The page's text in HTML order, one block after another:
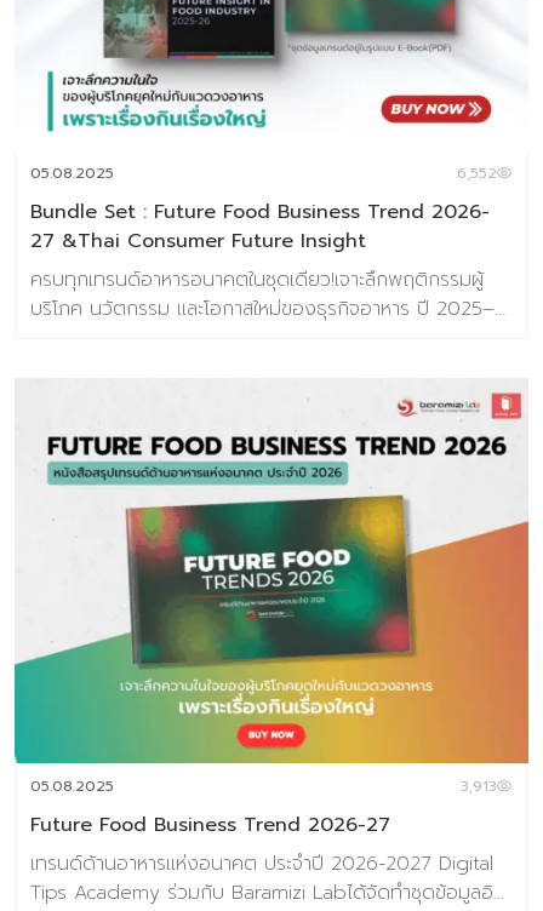
05.08.2025 6,552
Bundle Set : Future Food Business Trend 2026-
27 &Thai Consumer Future Insight
ครบทุกเทรนด์อาหารอนาคตในชุดเดียว!เจาะลึกพฤติกรรมผู้
บริโภค นวัตกรรม และโอกาสใหม่ของธุรกิจอาหาร ปี 2025–
ธุรกิจอาหาร ทั้งในวันนี้และอนาคต ในเซ็ตประกอบด้วยหนังสือ
2 เล่ม 1.Thai Consumer Future Insight in Food
Industry หนังสือที่เจาะลึกทุกอินไซต์สำคัญของผู้บริโภคไทยใน
โลกอาหารปี 2025–2026 2.Future Food Business
Trend 2026-2027 หนังสือสรุปเทรนด์ด้านอาหารแห่ง
อนาคต ประจำปี 2026 (ชุดข้อมูลเทรนด์อยู่ในรูปแบบ E-
Book สามารถดาวน์โหลดอ่านได้ทันที) พิเศษราคา
6,384 บาท จากราคาเต็ม 7,980 บาท ชุดข้อมูลที่ 1 Thai
Consumer Future Insight in Food Industry เจาะลึก
ความในใจของผู้บริโภคยุดใหม่กับแวดวงอาหาร เพราะเรื่องกิน
เรื่องใหญ่ เนื้อหาภายเล่ม ประกอบด้วย Introduction แนวคิด
ทฤษฎีและสมมติฐานงานวิจัย บทที่ 1 Respondents’ Profile
กลุ่มตัวอย่างงานวิจัย บทที่ 2 Food in Thais’ Life –
Occasion อาหารกับโอกาสในชีวิตประจำวัน บทที่ 3 Update
Eating & Buying Behavior รูปแบบการกินและการตัดสินใจซ
[…]
05.08.2025 3,913
Future Food Business Trend 2026-27
เทรนด์ด้านอาหารแห่งอนาคต ประจำปี 2026-2027 Digital
Tips Academy ร่วมกับ Baramizi Labได้จัดทำชุดข้อมูลอิน